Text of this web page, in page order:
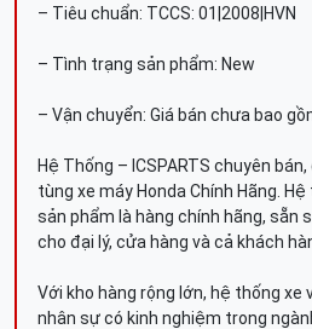
– Tiêu chuẩn: TCCS: 01|2008|HVN
– Tình trạng sản phẩm: New
– Vận chuyển: Giá bán chưa bao
Hệ Thống – ICSPARTS chuyên
tùng xe máy Honda Chính Hãng.
sản phẩm là hàng chính hãng, sẵn
cho đại lý, cửa hàng và cả khách
Với kho hàng rộng lớn, hệ thống xe
nhân sự có kinh nghiệm trong